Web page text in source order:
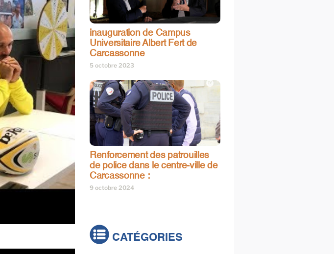
inauguration de Campus
Universitaire Albert Fert de
Carcassonne
5 octobre 2023
Renforcement des patrouilles
de police dans le centre-ville de
Carcassonne :
9 octobre 2024
CATÉGORIES